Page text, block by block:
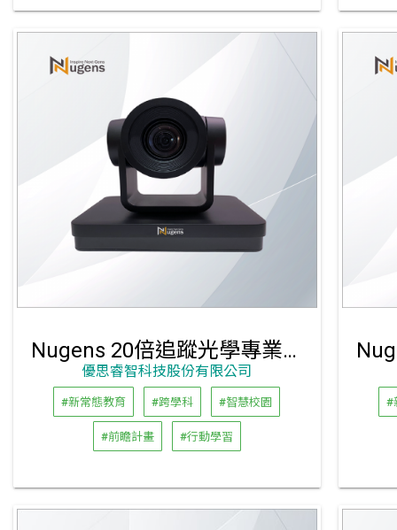
Nugens 20倍追蹤光學專業級 PTZ 視訊攝影機
優思睿智科技股份有限公司
#新常態教育 #跨學科 #智慧校園
#前瞻計畫 #行動學習
#